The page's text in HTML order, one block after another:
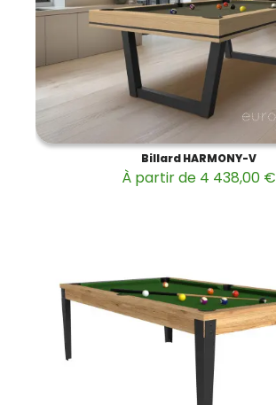
Billard HARMONY-V
À partir de 4 438,00 €